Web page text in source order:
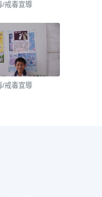
/戒毒宣導
/戒毒宣導